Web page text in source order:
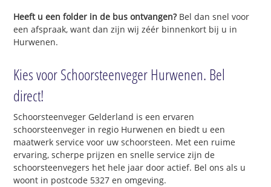
Heeft u een folder in de bus ontvangen?Bel dan snel voor
een afspraak, want dan zijn wij zéér binnenkort bij u in
Hurwenen.
Kies voor Schoorsteenveger Hurwenen. Bel
direct!
Schoorsteenveger Gelderland is een ervaren
schoorsteenveger in regio Hurwenen en biedt u een
maatwerk service voor uw schoorsteen. Met een ruime
ervaring, scherpe prijzen en snelle service zijn de
schoorsteenvegers het hele jaar door actief. Bel ons als u
woont in postcode 5327 en omgeving.